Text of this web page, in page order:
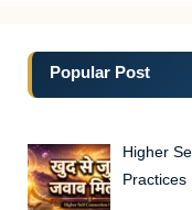
Popular Post
Higher
Practices